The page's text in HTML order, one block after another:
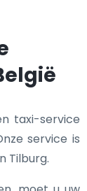
taxi-service
service is
Tilburg.